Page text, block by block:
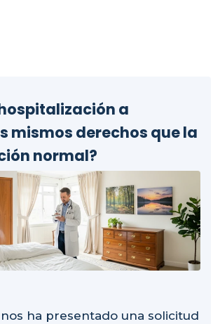
a
mismos derechos que la
normal?
ha presentado una solicitud